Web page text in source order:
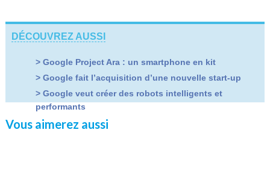
DÉCOUVREZ AUSSI
> Google Project Ara : un smartphone en kit
> Google fait l’acquisition d’une nouvelle start-up
> Google veut créer des robots intelligents et
performants
Vous aimerez aussi